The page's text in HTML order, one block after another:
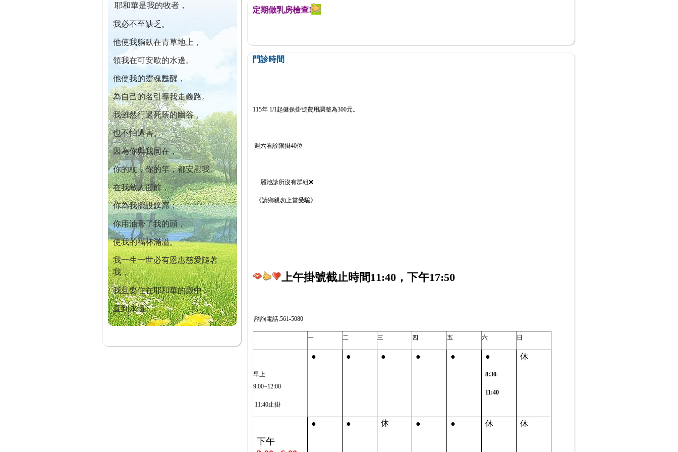
耶和華是我的牧者，
我必不至缺乏。
他使我躺臥在青草地上，
領我在可安歇的水邊。
他使我的靈魂甦醒，
為自己的名引導我走義路。
我雖然行過死蔭的幽谷，
也不怕遭害。
因為你與我同在，
你的杖，你的竿，都安慰我。
在我敵人面前，
你為我擺設筵席；
你用油膏了我的頭，
使我的福杯滿溢。
我一生一世必有恩惠慈愛隨著
我，
我且要住在耶和華的殿中，
直到永遠。
本院自開幕迄今已篩檢出1700位乳癌患者,提醒您定期做乳房檢查!
門診時間
115年 1/1起健保掛號費用調整為300元。
週六看診限掛40位
麗池診所沒有群組❌
《請鄉親勿上當受騙》
上午掛號截止時間11:40，下午17:50
諮詢電話:561-5080
一 二 三 四 五 六 日
早上
9:00~12:00
11:40止掛
● ● ● ● ● ●
8:30-
11:40
休
下午
● ● 休 ● ● 休 休